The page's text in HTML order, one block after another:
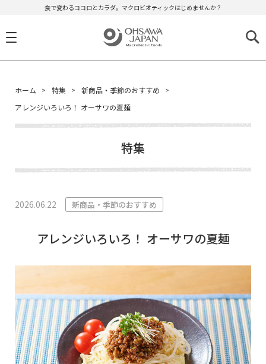
食で変わるココロとカラダ。マクロビオティックはじめませんか？
ホーム 特集
新商品・季節のおすすめ
アレンジいろいろ！ オーサワの夏麺
特集
2026.06.22 新商品・季節のおすすめ
アレンジいろいろ！ オーサワの夏麺